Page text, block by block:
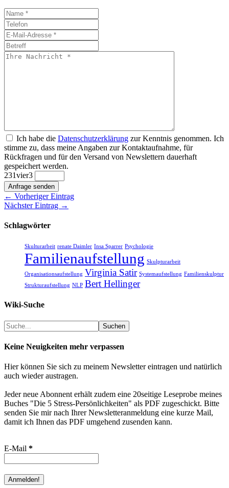
Ich habe die Datenschutzerklärung zur Kenntnis genommen. Ich
stimme zu, dass meine Angaben zur Kontaktaufnahme, für
Rückfragen und für den Versand von Newslettern dauerhaft
gespeichert werden.
231vier3
Anfrage senden
← Vorheriger Eintrag
Nächster Eintrag →
Schlagwörter
Skulturarbeit renate Daimler Insa Sparrer Psychologie
Familienaufstellung Skulpturarbeit
Organisationsaufstellung Virginia Satir Systemaufstellung Familienskulptur
Strukturaufstellung NLP Bert Hellinger
Wiki-Suche
Suchen Suchen
Keine Neuigkeiten mehr verpassen
Hier können Sie sich zu meinem Newsletter eintragen und natürlich
auch wieder austragen.
Jeder neue Abonnent erhält zudem eine 20seitige Leseprobe meines
Buches "Die 5 Stress-Persönlichkeiten" als PDF zugeschickt. Bitte
senden Sie mir nach Ihrer Newsletteranmeldung eine kurze Mail,
damit ich Ihnen das PDF umgehend zusenden kann.
E-Mail *